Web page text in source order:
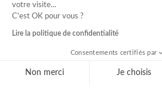
votre visite...
C'est OK pour vous ?
Lire la politique de confidentialité
Consentements certifiés par
Non merci Je choisis